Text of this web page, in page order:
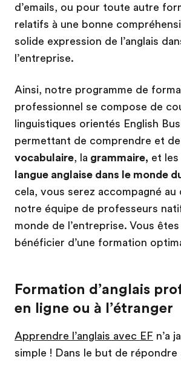
d’emails, ou pour toute autre
relatifs à une bonne
solide expression de l’anglais
l’entreprise.
Ainsi, notre programme de
professionnel se compose de
linguistiques orientés English
permettant de comprendre et
vocabulaire, la grammaire, et les
langue anglaise dans le monde
cela, vous serez accompagné
notre équipe de professeurs
monde de l’entreprise. Vous
bénéficier d’une formation
Formation d’anglais
en ligne ou à l’étranger
Apprendre l’anglais avec EF n’a
simple ! Dans le but de